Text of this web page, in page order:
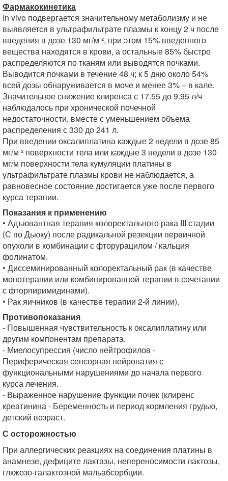
Фармакокинетика
In vivo подвергается значительному метаболизму и не
выявляется в ультрафильтрате плазмы к концу 2 ч после
введения в дозе 130 мг/м ², при этом 15% введенного
вещества находятся в крови, а остальные 85% быстро
распределяются по тканям или выводятся почками.
Выводится почками в течение 48 ч; к 5 дню около 54%
всей дозы обнаруживается в моче и менее 3% – в кале.
Значительное снижение клиренса с 17.55 до 9.95 л/ч
наблюдалось при хронической почечной
недостаточности, вместе с уменьшением объема
распределения с 330 до 241 л.
При введении оксалиплатина каждые 2 недели в дозе 85
мг/м ² поверхности тела или каждые 3 недели в дозе 130
мг/м поверхности тела кумуляции платины в
ультрафильтрате плазмы крови не наблюдается, а
равновесное состояние достигается уже после первого
курса терапии.
Показания к применению
• Адъювантная терапия колоректального рака III стадии
(С по Дьюку) после радикальной резекции первичной
опухоли в комбинации с фторурацилом / кальция
фолинатом.
• Диссеминированный колоректальный рак (в качестве
монотерапии или комбинированной терапии в сочетании
с фторпиримидинами).
• Рак яичников (в качестве терапии 2-й линии).
Противопоказания
- Повышенная чувствительность к оксалиплатину или
другим компонентам препарата.
- Миелосупрессия (число нейтрофилов -
Периферическая сенсорная нейропатия с
функциональными нарушениями до начала первого
курса лечения.
- Выраженное нарушение функции почек (клиренс
креатинина - Беременность и период кормления грудью,
детский возраст.
С осторожностью
При аллергических реакциях на соединения платины в
анамнезе, дефиците лактазы, непереносимости лактозы,
глкжозо-галактозной мальабсорбции.